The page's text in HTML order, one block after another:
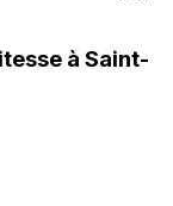
à Saint-